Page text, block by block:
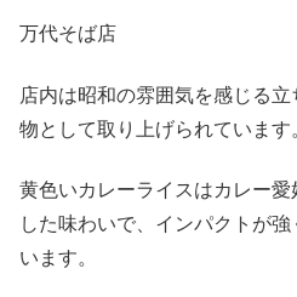
万代そば店
店内は昭和の雰囲気を感じる
物として取り上げられています
黄色いカレーライスはカレー
した味わいで、インパクトが
います。